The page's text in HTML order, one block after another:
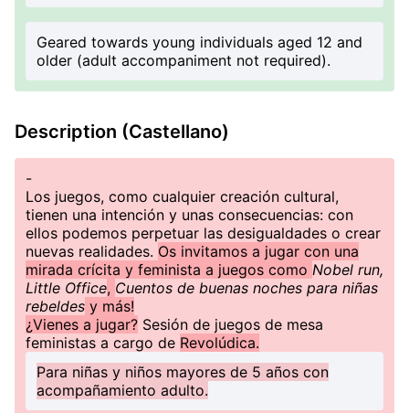
Geared towards young individuals aged 12 and
older (adult accompaniment not required).
Description (Castellano)
-
Los juegos, como cualquier creación cultural,
tienen una intención y unas consecuencias: con
ellos podemos perpetuar las desigualdades o crear
nuevas realidades. Os invitamos a jugar con una
mirada crícita y feminista a juegos como Nobel run,
Little Office, Cuentos de buenas noches para niñas
rebeldes y más!
¿Vienes a jugar? Sesión de juegos de mesa
feministas a cargo de Revolúdica.
Para niñas y niños mayores de 5 años con
acompañamiento adulto.